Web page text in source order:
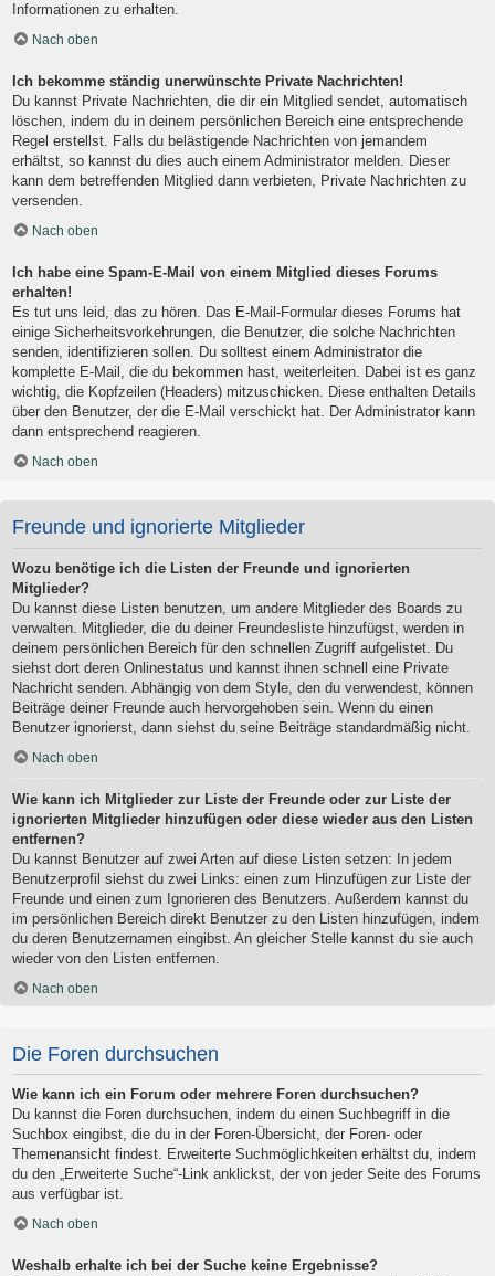
Informationen zu erhalten.
Nach oben
Ich bekomme ständig unerwünschte Private Nachrichten!
Du kannst Private Nachrichten, die dir ein Mitglied sendet, automatisch
löschen, indem du in deinem persönlichen Bereich eine entsprechende
Regel erstellst. Falls du belästigende Nachrichten von jemandem
erhältst, so kannst du dies auch einem Administrator melden. Dieser
kann dem betreffenden Mitglied dann verbieten, Private Nachrichten zu
versenden.
Nach oben
Ich habe eine Spam-E-Mail von einem Mitglied dieses Forums
erhalten!
Es tut uns leid, das zu hören. Das E-Mail-Formular dieses Forums hat
einige Sicherheitsvorkehrungen, die Benutzer, die solche Nachrichten
senden, identifizieren sollen. Du solltest einem Administrator die
komplette E-Mail, die du bekommen hast, weiterleiten. Dabei ist es ganz
wichtig, die Kopfzeilen (Headers) mitzuschicken. Diese enthalten Details
über den Benutzer, der die E-Mail verschickt hat. Der Administrator kann
dann entsprechend reagieren.
Nach oben
Freunde und ignorierte Mitglieder
Wozu benötige ich die Listen der Freunde und ignorierten
Mitglieder?
Du kannst diese Listen benutzen, um andere Mitglieder des Boards zu
verwalten. Mitglieder, die du deiner Freundesliste hinzufügst, werden in
deinem persönlichen Bereich für den schnellen Zugriff aufgelistet. Du
siehst dort deren Onlinestatus und kannst ihnen schnell eine Private
Nachricht senden. Abhängig von dem Style, den du verwendest, können
Beiträge deiner Freunde auch hervorgehoben sein. Wenn du einen
Benutzer ignorierst, dann siehst du seine Beiträge standardmäßig nicht.
Nach oben
Wie kann ich Mitglieder zur Liste der Freunde oder zur Liste der
ignorierten Mitglieder hinzufügen oder diese wieder aus den Listen
entfernen?
Du kannst Benutzer auf zwei Arten auf diese Listen setzen: In jedem
Benutzerprofil siehst du zwei Links: einen zum Hinzufügen zur Liste der
Freunde und einen zum Ignorieren des Benutzers. Außerdem kannst du
im persönlichen Bereich direkt Benutzer zu den Listen hinzufügen, indem
du deren Benutzernamen eingibst. An gleicher Stelle kannst du sie auch
wieder von den Listen entfernen.
Nach oben
Die Foren durchsuchen
Wie kann ich ein Forum oder mehrere Foren durchsuchen?
Du kannst die Foren durchsuchen, indem du einen Suchbegriff in die
Suchbox eingibst, die du in der Foren-Übersicht, der Foren- oder
Themenansicht findest. Erweiterte Suchmöglichkeiten erhältst du, indem
du den „Erweiterte Suche“-Link anklickst, der von jeder Seite des Forums
aus verfügbar ist.
Nach oben
Weshalb erhalte ich bei der Suche keine Ergebnisse?